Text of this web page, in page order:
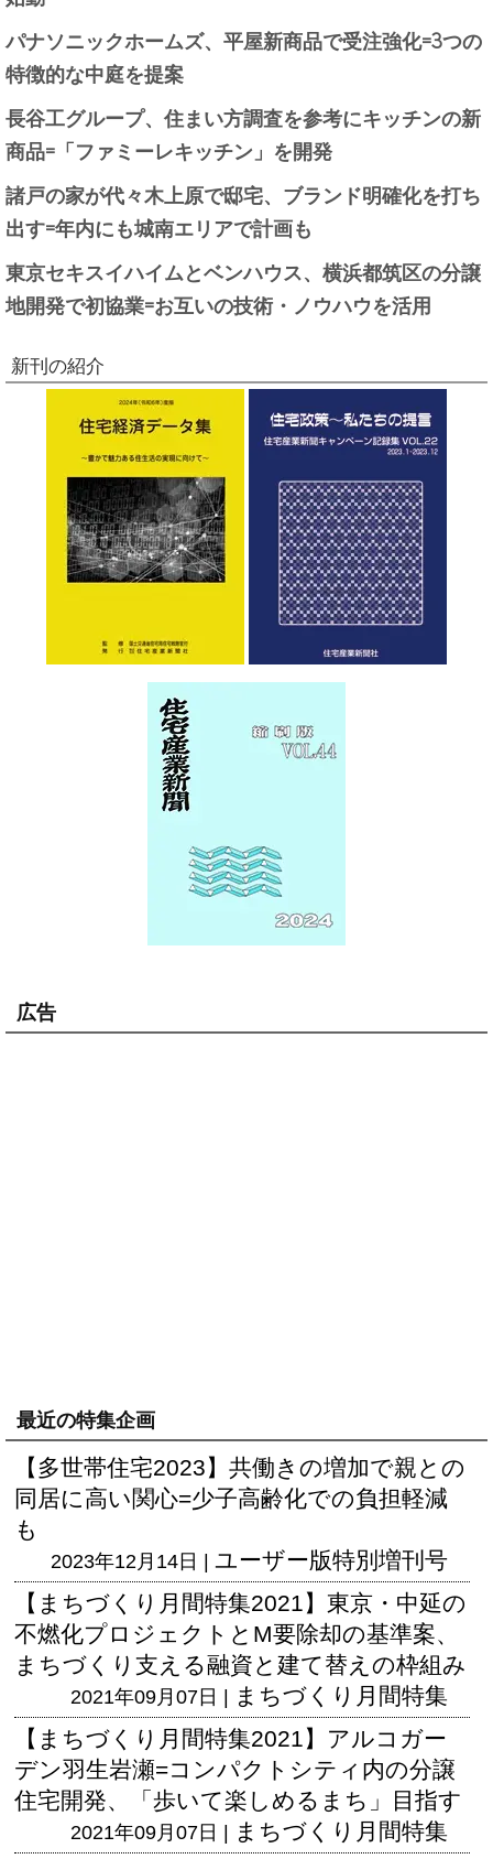
パナソニックホームズ、平屋新商品で受注強化=3つの
特徴的な中庭を提案
長谷工グループ、住まい方調査を参考にキッチンの新
商品=「ファミーレキッチン」を開発
諸戸の家が代々木上原で邸宅、ブランド明確化を打ち
出す=年内にも城南エリアで計画も
東京セキスイハイムとベンハウス、横浜都筑区の分譲
地開発で初協業=お互いの技術・ノウハウを活用
新刊の紹介
広告
最近の特集企画
【多世帯住宅2023】共働きの増加で親との
同居に高い関心=少子高齢化での負担軽減
も
2023年12月14日 | ユーザー版特別増刊号
【まちづくり月間特集2021】東京・中延の
不燃化プロジェクトとM要除却の基準案、
まちづくり支える融資と建て替えの枠組み
2021年09月07日 | まちづくり月間特集
【まちづくり月間特集2021】アルコガー
デン羽生岩瀬=コンパクトシティ内の分譲
住宅開発、「歩いて楽しめるまち」目指す
2021年09月07日 | まちづくり月間特集